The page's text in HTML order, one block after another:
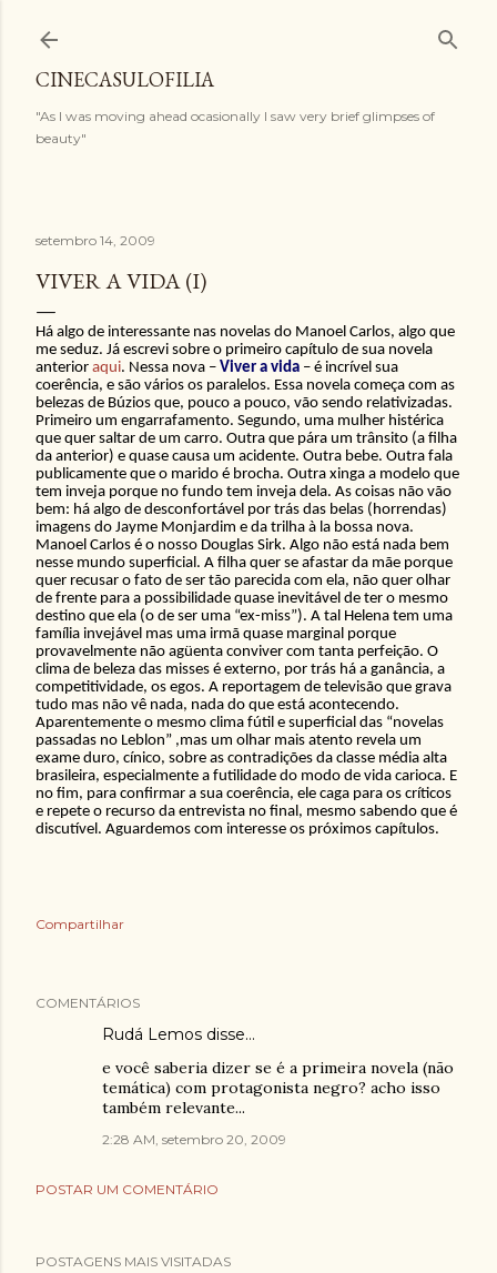
CINECASULOFILIA
"As I was moving ahead ocasionally I saw very brief glimpses of
beauty"
setembro 14, 2009
VIVER A VIDA (I)
Há algo de interessante nas novelas do Manoel Carlos, algo que
me seduz. Já escrevi sobre o primeiro capítulo de sua novela
anterior aqui. Nessa nova – Viver a vida – é incrível sua
coerência, e são vários os paralelos. Essa novela começa com as
belezas de Búzios que, pouco a pouco, vão sendo relativizadas.
Primeiro um engarrafamento. Segundo, uma mulher histérica
que quer saltar de um carro. Outra que pára um trânsito (a filha
da anterior) e quase causa um acidente. Outra bebe. Outra fala
publicamente que o marido é brocha. Outra xinga a modelo que
tem inveja porque no fundo tem inveja dela. As coisas não vão
bem: há algo de desconfortável por trás das belas (horrendas)
imagens do Jayme Monjardim e da trilha à la bossa nova.
Manoel Carlos é o nosso Douglas Sirk. Algo não está nada bem
nesse mundo superficial. A filha quer se afastar da mãe porque
quer recusar o fato de ser tão parecida com ela, não quer olhar
de frente para a possibilidade quase inevitável de ter o mesmo
destino que ela (o de ser uma “ex-miss”). A tal Helena tem uma
família invejável mas uma irmã quase marginal porque
provavelmente não agüenta conviver com tanta perfeição. O
clima de beleza das misses é externo, por trás há a ganância, a
competitividade, os egos. A reportagem de televisão que grava
tudo mas não vê nada, nada do que está acontecendo.
Aparentemente o mesmo clima fútil e superficial das “novelas
passadas no Leblon” ,mas um olhar mais atento revela um
exame duro, cínico, sobre as contradições da classe média alta
brasileira, especialmente a futilidade do modo de vida carioca. E
no fim, para confirmar a sua coerência, ele caga para os críticos
e repete o recurso da entrevista no final, mesmo sabendo que é
discutível. Aguardemos com interesse os próximos capítulos.
Compartilhar
COMENTÁRIOS
Rudá Lemos disse…
e você saberia dizer se é a primeira novela (não
temática) com protagonista negro? acho isso
também relevante...
2:28 AM, setembro 20, 2009
POSTAR UM COMENTÁRIO
POSTAGENS MAIS VISITADAS